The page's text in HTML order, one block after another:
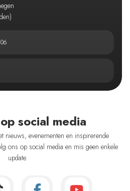
social media
nieuws, evenementen en inspirerende
ons op social media en mis geen enkele
update.